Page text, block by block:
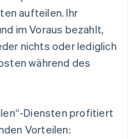
aufteilen. Ihr
im Voraus bezahlt,
nichts oder lediglich
während des
Diensten profitiert
Vorteilen: